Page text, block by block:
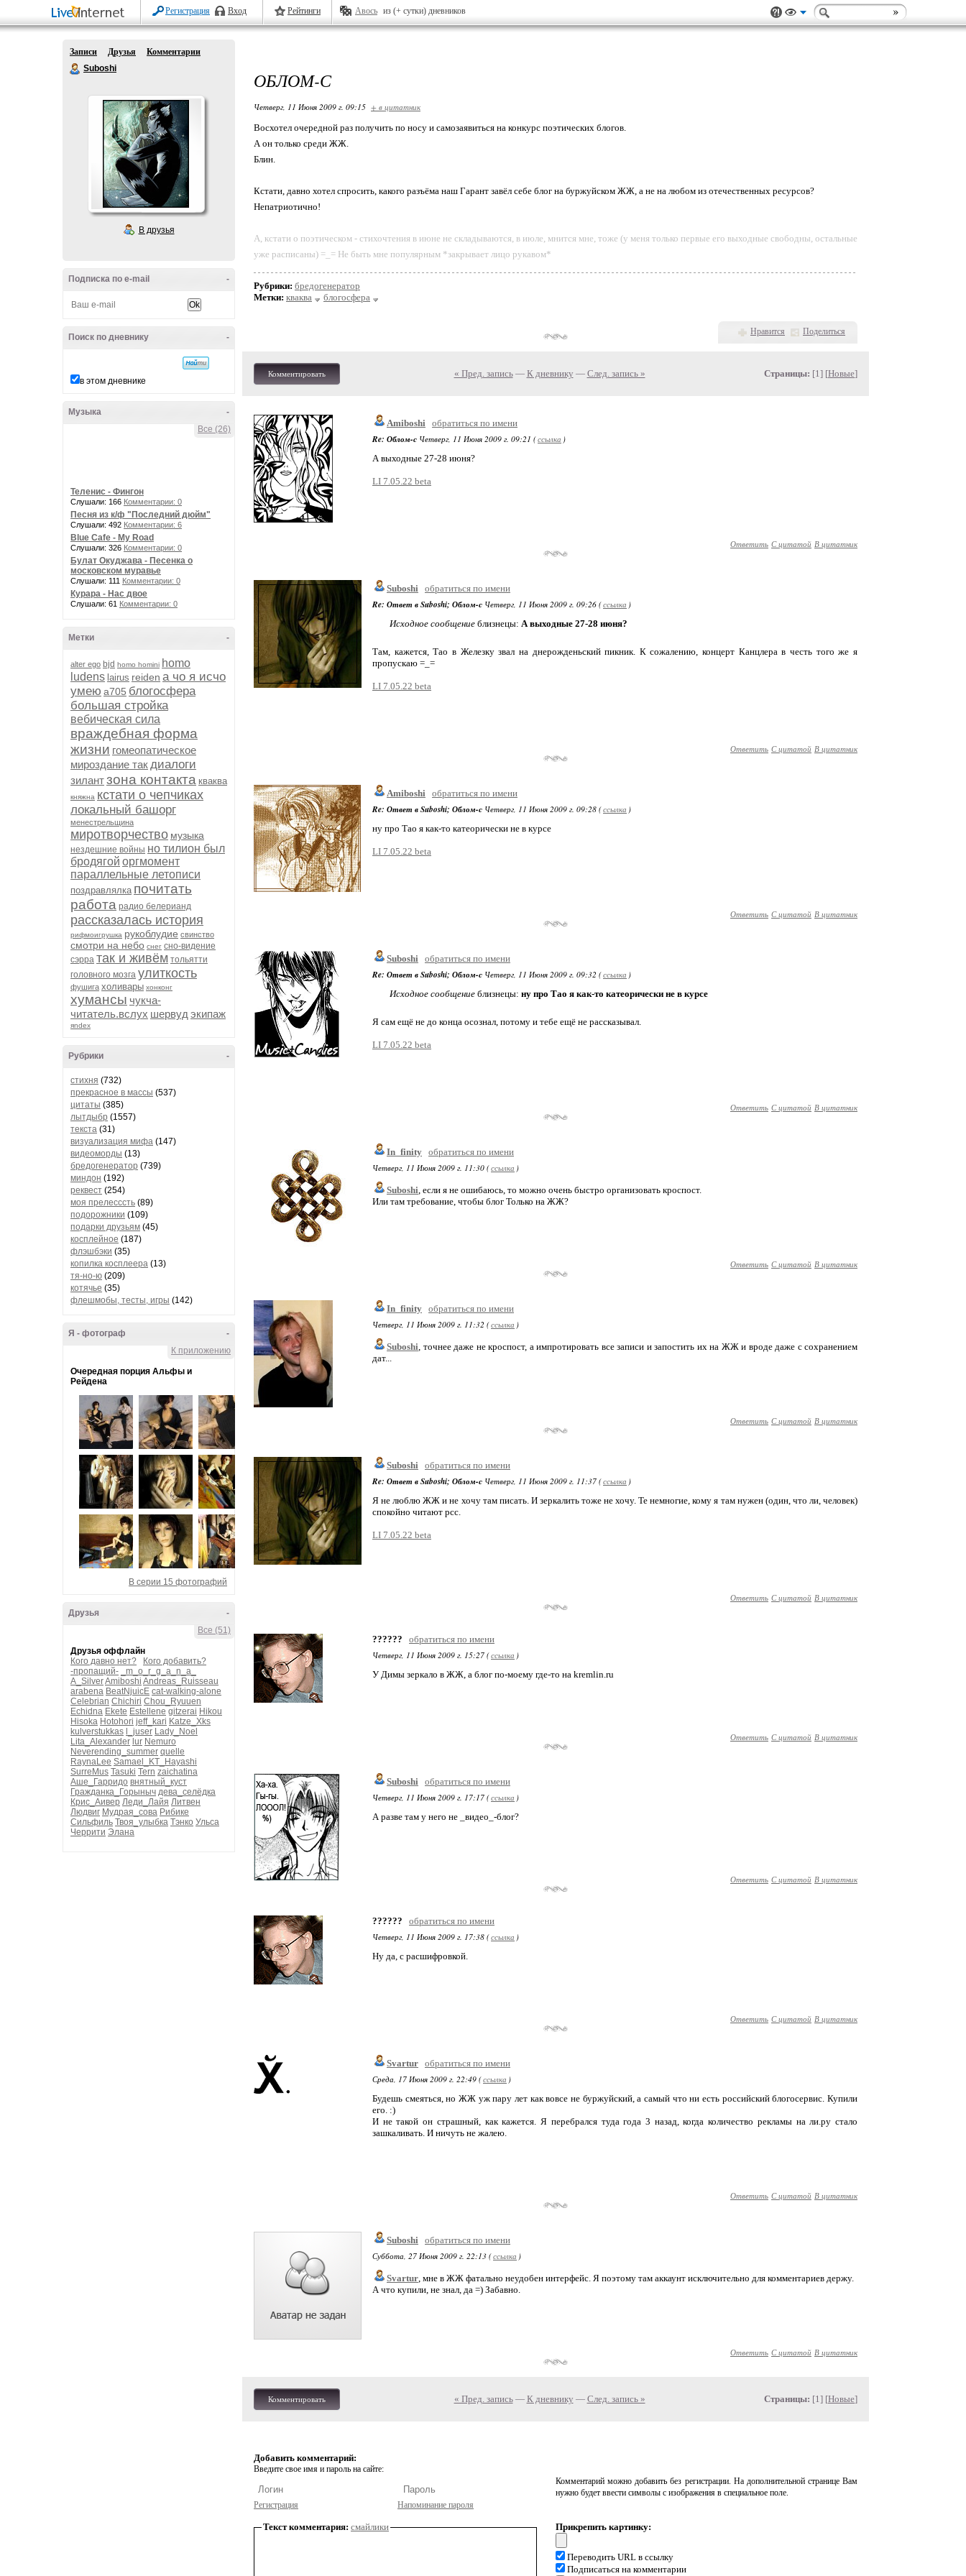
Регистрация Вход Рейтинги Авось из (+ сутки) дневников
Записи Друзья
Комментарии
Suboshi
В друзья
-
Подписка по e-mail
-
Поиск по дневнику
в этом дневнике
-
Музыка
Все (26)
Теленис - Фингон
Слушали: 166 Комментарии: 0
Песня из к/ф "Последний дюйм"
Слушали: 492 Комментарии: 6
Blue Cafe - My Road
Слушали: 326 Комментарии: 0
Булат Окуджава - Песенка о
московском муравье
Слушали: 111 Комментарии: 0
Курара - Нас двое
Слушали: 61 Комментарии: 0
-
Метки
alter ego bjd homo homini homo
ludens lairus reiden а чо я исчо
умею а705 блогосфера
большая стройка
вебическая сила
враждебная форма
жизни гомеопатическое
мироздание такдиалоги
зилантзона контакта кваква
княжна кстати о чепчиках
локальный башорг
менестрельщина
миротворчество музыка
нездешние войны но тилион был
бродягой оргмомент
параллельные летописи
поздравлялка почитать
работа радио белерианд
рассказалась история
рифмоигрушка рукоблудие свинство
смотри на небо снег сно-видение
сэрра так и живём тольятти
головного мозга улиткость
фушига холивары хонконг
хумансы чукча-
читатель.вслух шервуд экипаж
яndex
-
Рубрики
стихня (732)
прекрасное в массы (537)
цитаты (385)
лытдыбр (1557)
текста (31)
визуализация мифа (147)
видеоморды (13)
бредогенератор (739)
миндон (192)
реквест (254)
моя прелесссть (89)
подорожники (109)
подарки друзьям (45)
косплейное (187)
флэшбэки (35)
копилка косплеера (13)
тя-но-ю (209)
котячье (35)
флешмобы, тесты, игры (142)
-
Я - фотограф
К приложению
Очередная порция Альфы и
Рейдена
В серии 15 фотографий
-
Друзья
Все (51)
Друзья оффлайн
Кого давно нет?
Кого добавить?
-пропащий-
_m_o_r_g_a_n_a_
A_SilverAmiboshi Andreas_Ruisseau
arabena BeatNjuicE cat-walking-alone
Celebrian Chichiri Chou_Ryuuen
Echidna Ekete Estellene gitzerai Hikou
Hisoka Hotohori jeff_kari Katze_Xks
kulverstukkas
l_juser Lady_Noel
Lita_Alexander lur Nemuro
Neverending_summer quelle
RaynaLee Samael_KT_Hayashi
SurreMus Tasuki Tern zaichatina
Аше_Гарридо внятный_куст
Гражданка_Горыныч дева_селёдка
Крис_Аивер Леди_Лайя Литвен
Людвиг Мудрая_сова Рибике
Сильфиль Твоя_улыбка Тэнко Ульса
Черрити Элана
ОБЛОМ-С
Четверг, 11 Июня 2009 г. 09:15 + в цитатник
Восхотел очередной раз получить по носу и самозаявиться на конкурс поэтических блогов.
А он только среди ЖЖ.
Блин.
Кстати, давно хотел спросить, какого разъёма наш Гарант завёл себе блог на буржуйском ЖЖ, а не на любом из отечественных ресурсов?
Непатриотично!
А, кстати о поэтическом - стихочтения в июне не складываются, в июле, мнится мне, тоже (у меня только первые его выходные свободны, остальные
уже расписаны) =_= Не быть мне популярным *закрывает лицо рукавом*
Рубрики: бредогенератор
Метки: кваква блогосфера
Нравится Поделиться
Комментировать « Пред. запись— К дневнику — След. запись » Страницы: [1] [Новые]
Amiboshi обратиться по имени
Re: Облом-с Четверг, 11 Июня 2009 г. 09:21 (ссылка )
А выходные 27-28 июня?
LI 7.05.22 beta
Ответить С цитатой В цитатник
Suboshi обратиться по имени
Re: Ответ в Suboshi; Облом-с Четверг, 11 Июня 2009 г. 09:26 (ссылка )
Исходное сообщение близнецы: А выходные 27-28 июня?
Там, кажется, Тао в Железку звал на днерожденьский пикник. К сожалению, концерт Канцлера в честь того же я
пропускаю =_=
LI 7.05.22 beta
Ответить С цитатой В цитатник
Amiboshi обратиться по имени
Re: Ответ в Suboshi; Облом-с Четверг, 11 Июня 2009 г. 09:28 (ссылка )
ну про Тао я как-то катеорически не в курсе
LI 7.05.22 beta
Ответить С цитатой В цитатник
Suboshi обратиться по имени
Re: Ответ в Suboshi; Облом-с Четверг, 11 Июня 2009 г. 09:32 (ссылка )
Исходное сообщение близнецы: ну про Тао я как-то катеорически не в курсе
Я сам ещё не до конца осознал, потому и тебе ещё не рассказывал.
LI 7.05.22 beta
Ответить С цитатой В цитатник
In_finity обратиться по имени
Четверг, 11 Июня 2009 г. 11:30 (ссылка )
Suboshi, если я не ошибаюсь, то можно очень быстро организовать кроспост.
Или там требование, чтобы блог Только на ЖЖ?
Ответить С цитатой В цитатник
In_finity обратиться по имени
Четверг, 11 Июня 2009 г. 11:32 (ссылка )
Suboshi, точнее даже не кроспост, а импротировать все записи и запостить их на ЖЖ и вроде даже с сохранением
дат...
Ответить С цитатой В цитатник
Suboshi обратиться по имени
Re: Ответ в Suboshi; Облом-с Четверг, 11 Июня 2009 г. 11:37 (ссылка )
Я не люблю ЖЖ и не хочу там писать. И зеркалить тоже не хочу. Те немногие, кому я там нужен (один, что ли, человек)
спокойно читают рсс.
LI 7.05.22 beta
Ответить С цитатой В цитатник
??????
обратиться по имени
Четверг, 11 Июня 2009 г. 15:27 (ссылка )
У Димы зеркало в ЖЖ, а блог по-моему где-то на kremlin.ru
Ответить С цитатой В цитатник
Suboshi обратиться по имени
Четверг, 11 Июня 2009 г. 17:17 (ссылка )
А разве там у него не _видео_-блог?
Ответить С цитатой В цитатник
??????
обратиться по имени
Четверг, 11 Июня 2009 г. 17:38 (ссылка )
Ну да, с расшифровкой.
Ответить С цитатой В цитатник
Svartur обратиться по имени
Среда, 17 Июня 2009 г. 22:49 (ссылка )
Будешь смеяться, но ЖЖ уж пару лет как вовсе не буржуйский, а самый что ни есть российский блогосервис. Купили
его. :)
И не такой он страшный, как кажется. Я перебрался туда года 3 назад, когда количество рекламы на ли.ру стало
зашкаливать. И ничуть не жалею.
Ответить С цитатой В цитатник
Suboshi обратиться по имени
Суббота, 27 Июня 2009 г. 22:13 (ссылка )
Svartur, мне в ЖЖ фатально неудобен интерфейс. Я поэтому там аккаунт исключительно для комментариев держу.
А что купили, не знал, да =) Забавно.
Ответить С цитатой В цитатник
Комментировать « Пред. запись— К дневнику — След. запись » Страницы: [1] [Новые]
Добавить комментарий:
Введите свое имя и пароль на сайте:
Регистрация Напоминание пароля
Комментарий можно добавить без регистрации. На дополнительной странице Вам
нужно будет ввести символы с изображения в специальное поле.
Текст комментария: смайлики Прикрепить картинку:
Переводить URL в ссылку
Подписаться на комментарии